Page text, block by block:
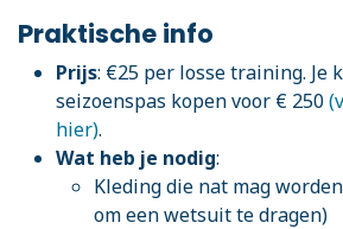
Praktische info
Prijs: €25 per losse training. Je
seizoenspas kopen voor € 250
hier).
Wat heb je nodig:
Kleding die nat mag
om een wetsuit te dragen)